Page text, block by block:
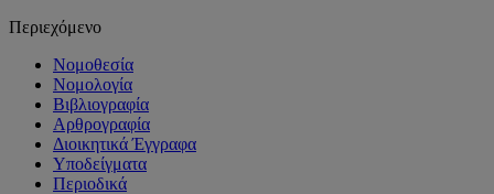
Περιεχόμενο
Νομοθεσία
Νομολογία
Βιβλιογραφία
Αρθρογραφία
Διοικητικά Έγγραφα
Υποδείγματα
Περιοδικά